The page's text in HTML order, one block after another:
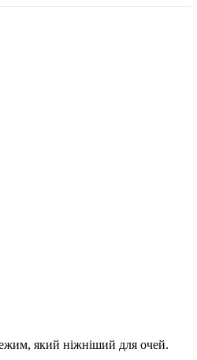
який ніжніший для очей.